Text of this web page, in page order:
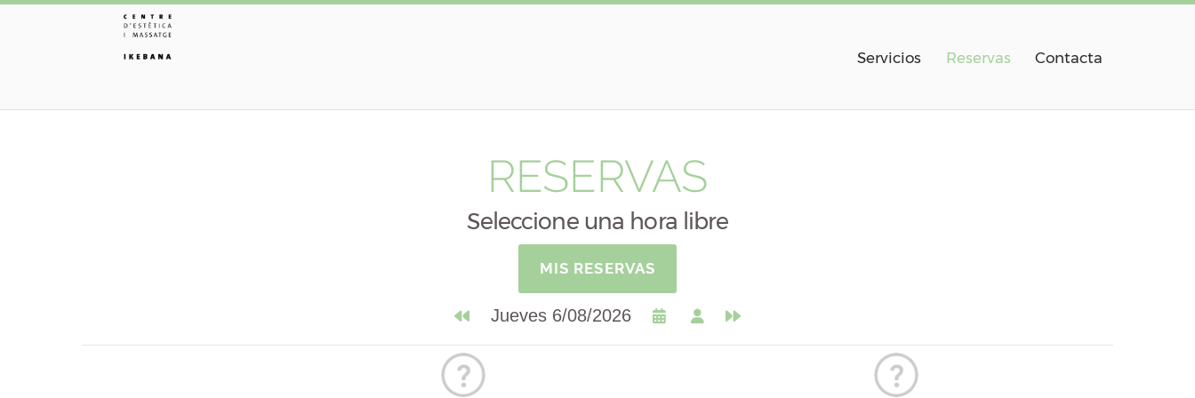
Servicios Reservas Contacta
RESERVAS
Seleccione una hora libre
MIS RESERVAS
Jueves 6/08/2026